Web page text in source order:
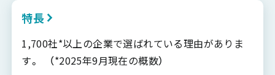
特長
1,700社*以上の企業で選ばれている理由がありま
す。 （*2025年9月現在の概数）